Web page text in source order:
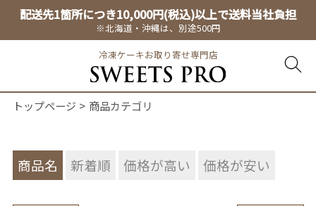
配送先1箇所につき10,000円(税込)以上で送料当社負担
※北海道・沖縄は、別途500円
冷凍ケーキお取り寄せ専門店
トップページ 商品カテゴリ
商品名 新着順 価格が高い 価格が安い